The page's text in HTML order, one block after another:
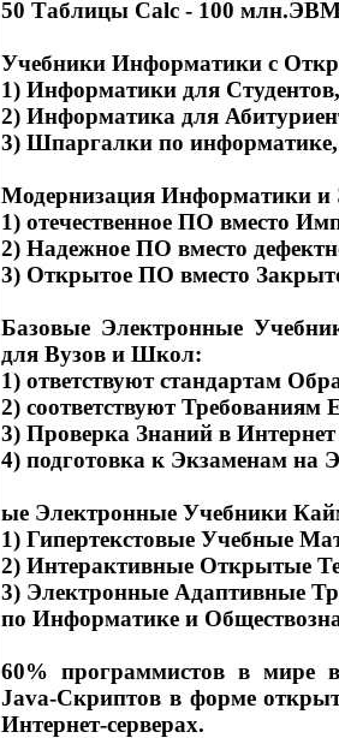
50 Таблицы Calc - 100
Учебники Информатики с
1) Информатики для
2) Информатика для
3) Шпаргалки по информатике,
Модернизация Информатики
1) отечественное ПО вместо
2) Надежное ПО вместо
3) Открытое ПО вместо
Базовые Электронные
для Вузов и Школ:
1) ответствуют стандартам
2) соответствуют Требованиям
3) Проверка Знаний в Интернет
4) подготовка к Экзаменам на
ые Электронные Учебники
1) Гипертекстовые Учебные
2) Интерактивные Открытые
3) Электронные Адаптивные
по Информатике и
60% программистов в мире
Java-Скриптов в форме
Интернет-серверах.